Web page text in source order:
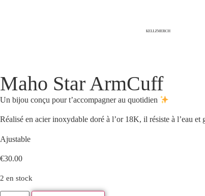
Maho Star ArmCuff
Un bijou conçu pour t’accompagner au quotidien
Réalisé en acier inoxydable doré à l’or 18K, il résiste à l’eau et
Ajustable
€30.00
2 en stock